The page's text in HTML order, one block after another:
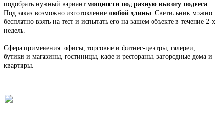
подобрать нужный вариант мощности под разную высоту подвеса.
Под заказ возможно изготовление любой длины. Светильник можно
бесплатно взять на тест и испытать его на вашем объекте в течение 2-х
недель.
Сфера применения: офисы, торговые и фитнес-центры, галереи,
бутики и магазины, гостиницы, кафе и рестораны, загородные дома и
квартиры.